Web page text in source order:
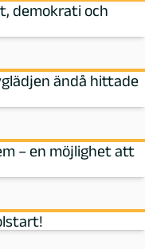
demokrati och
ändå hittade
– en möjlighet att